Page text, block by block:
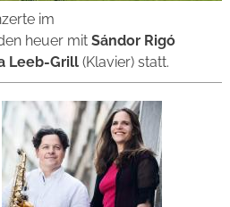
im
heuer mitSándor Rigó
Leeb-Grill(Klavier) statt.